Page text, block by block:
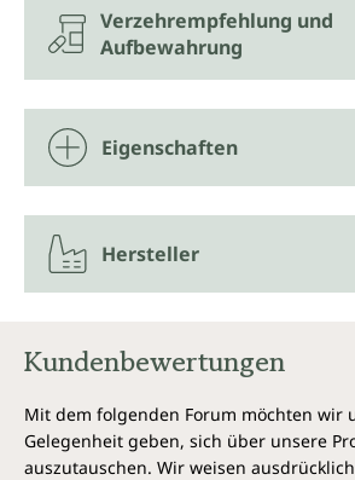
Verzehrempfehlung und
Aufbewahrung
Eigenschaften
Hersteller
Kundenbewertungen
Mit dem folgenden Forum möchten wir
Gelegenheit geben, sich über unsere
auszutauschen. Wir weisen